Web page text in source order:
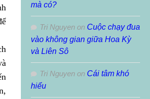
mà có?
Tri Nguyen on Cuộc chạy đua
vào không gian giữa Hoa Kỳ
và Liên Sô
Tri Nguyen on Cái tâm khó
hiểu